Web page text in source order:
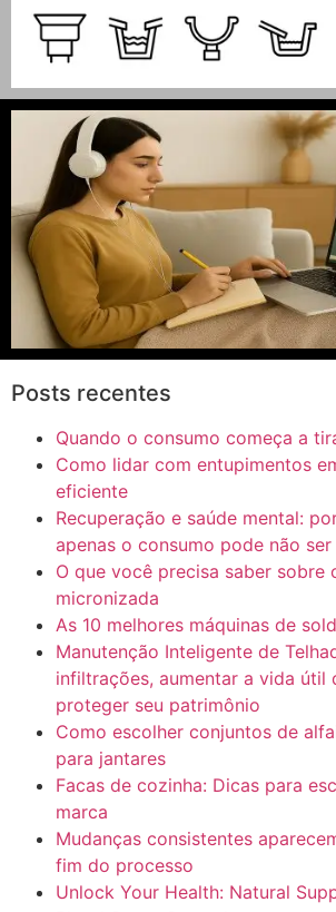
Posts recentes
Quando o consumo começa a
Como lidar com entupimentos
eficiente
Recuperação e saúde mental:
apenas o consumo pode não
O que você precisa saber sobre
micronizada
As 10 melhores máquinas de
Manutenção Inteligente de
infiltrações, aumentar a vida útil
proteger seu patrimônio
Como escolher conjuntos de
para jantares
Facas de cozinha: Dicas para
marca
Mudanças consistentes
fim do processo
Unlock Your Health: Natural